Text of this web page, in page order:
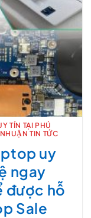
TÍN TẠI PHÚ
TIN TỨC
uy
ngay
được hỗ
Sale